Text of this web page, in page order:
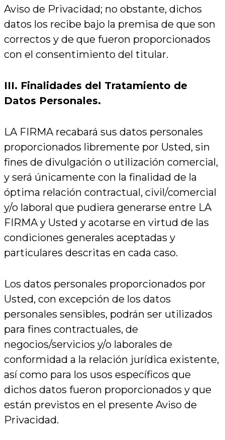
Aviso de Privacidad; no obstante, dichos
datos los recibe bajo la premisa de que son
correctos y de que fueron proporcionados
con el consentimiento del titular.
III. Finalidades del Tratamiento de
Datos Personales.
LA FIRMA recabará sus datos personales
proporcionados libremente por Usted, sin
fines de divulgación o utilización comercial,
y será únicamente con la finalidad de la
óptima relación contractual, civil/comercial
y/o laboral que pudiera generarse entre LA
FIRMA y Usted y acotarse en virtud de las
condiciones generales aceptadas y
particulares descritas en cada caso.
Los datos personales proporcionados por
Usted, con excepción de los datos
personales sensibles, podrán ser utilizados
para fines contractuales, de
negocios/servicios y/o laborales de
conformidad a la relación jurídica existente,
así como para los usos específicos que
dichos datos fueron proporcionados y que
están previstos en el presente Aviso de
Privacidad.